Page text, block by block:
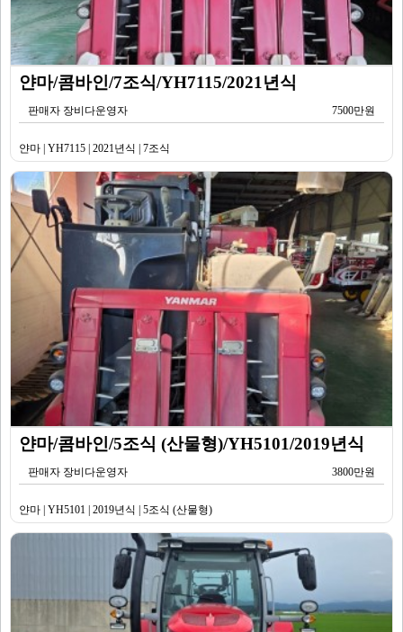
얀마/콤바인/7조식/YH7115/2021년식
판매자 장비다운영자 7500만원
얀마 | YH7115 | 2021년식 | 7조식
얀마/콤바인/5조식 (산물형)/YH5101/2019년식
판매자 장비다운영자 3800만원
얀마 | YH5101 | 2019년식 | 5조식 (산물형)